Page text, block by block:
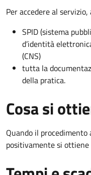
Per accedere al
SPID (sistema
d’identità
(CNS)
tutta la
della pratica.
Cosa si
Quando il
positivamente si